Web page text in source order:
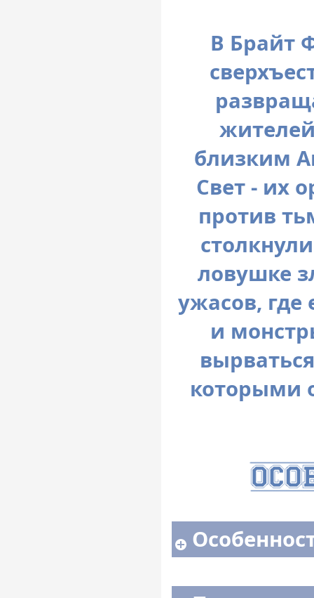
В Брайт
близким
Свет - их
против
ловушке
ужасов, где
и
которыми